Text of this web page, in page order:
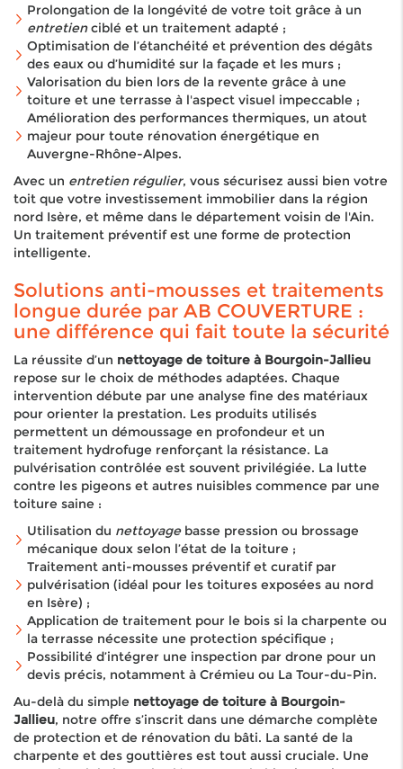
Prolongation de la longévité de votre toit grâce à un
entretienciblé et un traitement adapté ;
Optimisation de l’étanchéité et prévention des dégâts
des eaux ou d’humidité sur la façade et les murs ;
Valorisation du bien lors de la revente grâce à une
toiture et une terrasse à l'aspect visuel impeccable ;
Amélioration des performances thermiques, un atout
majeur pour toute rénovation énergétique en
Auvergne-Rhône-Alpes.
Avec un entretien régulier, vous sécurisez aussi bien votre
toit que votre investissement immobilier dans la région
nord Isère, et même dans le département voisin de l'Ain.
Un traitement préventif est une forme de protection
intelligente.
Solutions anti-mousses et traitements
longue durée par AB COUVERTURE :
une différence qui fait toute la sécurité
La réussite d’un nettoyage de toiture à Bourgoin-Jallieu
repose sur le choix de méthodes adaptées. Chaque
intervention débute par une analyse fine des matériaux
pour orienter la prestation. Les produits utilisés
permettent un démoussage en profondeur et un
traitement hydrofuge renforçant la résistance. La
pulvérisation contrôlée est souvent privilégiée. La lutte
contre les pigeons et autres nuisibles commence par une
toiture saine :
Utilisation du nettoyagebasse pression ou brossage
mécanique doux selon l’état de la toiture ;
Traitement anti-mousses préventif et curatif par
pulvérisation (idéal pour les toitures exposées au nord
en Isère) ;
Application de traitement pour le bois si la charpente ou
la terrasse nécessite une protection spécifique ;
Possibilité d’intégrer une inspection par drone pour un
devis précis, notamment à Crémieu ou La Tour-du-Pin.
Au-delà du simple nettoyage de toiture à Bourgoin-
Jallieu, notre offre s’inscrit dans une démarche complète
de protection et de rénovation du bâti. La santé de la
charpente et des gouttières est tout aussi cruciale. Une